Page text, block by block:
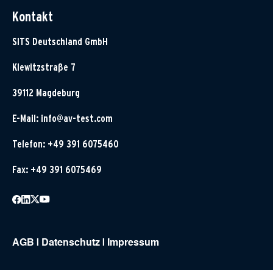
Kontakt
SITS Deutschland GmbH
Klewitzstraße 7
39112 Magdeburg
E-Mail: info@av-test.com
Telefon: +49 391 6075460
Fax: +49 391 6075469
AGB | Datenschutz | Impressum